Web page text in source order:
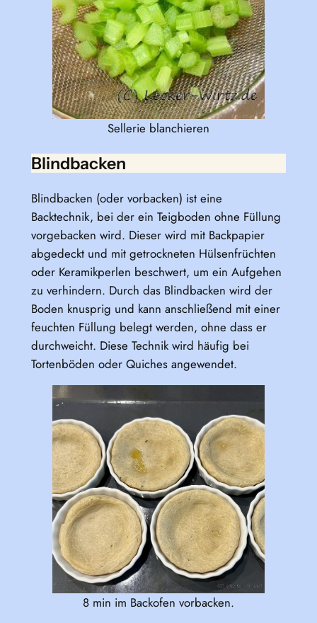
Sellerie blanchieren
​Blindbacken
Blindbacken (oder vorbacken) ist eine
Backtechnik, bei der ein Teigboden ohne Füllung
vorgebacken wird. Dieser wird mit Backpapier
abgedeckt und mit getrockneten Hülsenfrüchten
oder Keramikperlen beschwert, um ein Aufgehen
zu verhindern. Durch das Blindbacken wird der
Boden knusprig und kann anschließend mit einer
feuchten Füllung belegt werden, ohne dass er
durchweicht. Diese Technik wird häufig bei
Tortenböden oder Quiches angewendet.
8 min im Backofen vorbacken.